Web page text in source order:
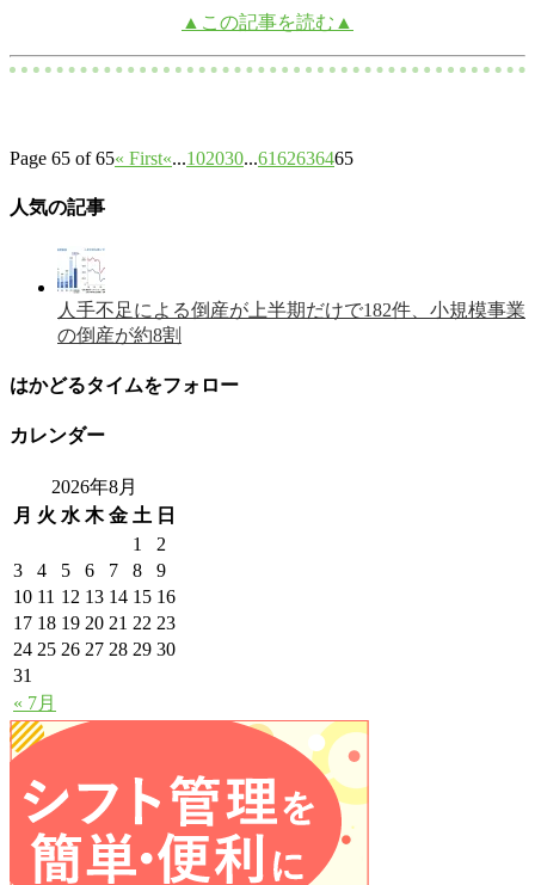
▲この記事を読む▲
Page 65 of 65« First«...102030...6162636465
人気の記事
人手不足による倒産が上半期だけで182件、小規模事業
の倒産が約8割
はかどるタイムをフォロー
カレンダー
2026年8月
月 火 水 木 金 土 日
« 7月
1
2
3
4 5 6 7 8
9
10 11 12 13 14 15 16
17 18 19 20 21 22 23
24 25 26 27 28 29 30
31